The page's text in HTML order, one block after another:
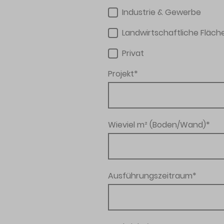
Industrie & Gewerbe
Landwirtschaftliche
Privat
Projekt*
Wieviel m² (Boden/Wand)*
Ausführungszeitraum*